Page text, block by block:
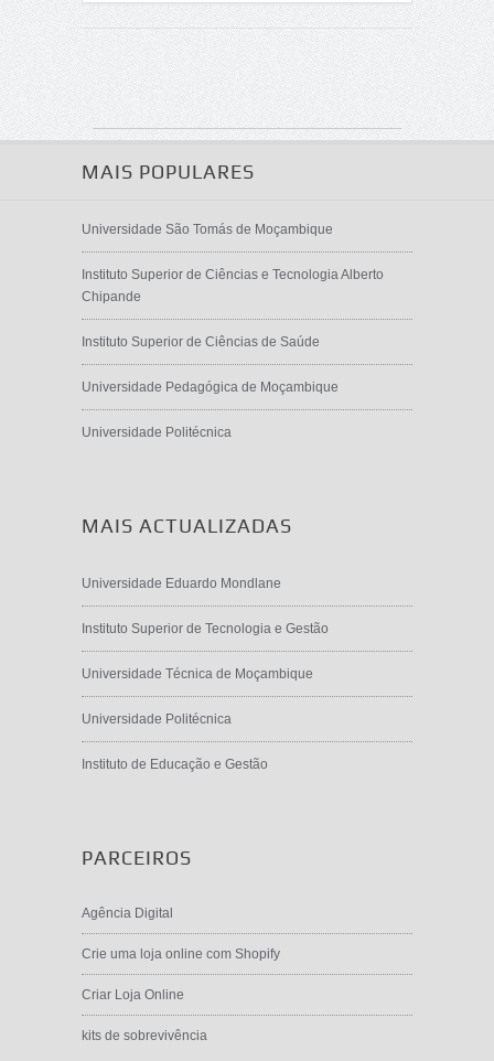
MAIS POPULARES
Universidade São Tomás de Moçambique
Instituto Superior de Ciências e Tecnologia Alberto
Chipande
Instituto Superior de Ciências de Saúde
Universidade Pedagógica de Moçambique
Universidade Politécnica
MAIS ACTUALIZADAS
Universidade Eduardo Mondlane
Instituto Superior de Tecnologia e Gestão
Universidade Técnica de Moçambique
Universidade Politécnica
Instituto de Educação e Gestão
PARCEIROS
Agência Digital
Crie uma loja online com Shopify
Criar Loja Online
kits de sobrevivência